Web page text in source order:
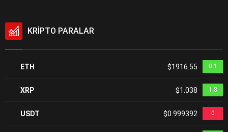
KRİPTO PARALAR
ETH $1916.55 0.1
XRP $1.038 1.8
USDT $0.999392 0